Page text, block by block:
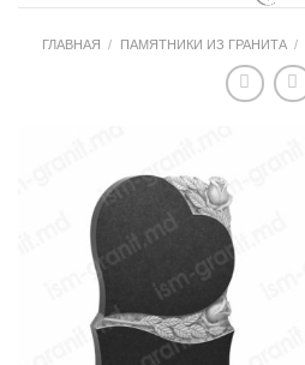
ГЛАВНАЯ / ПАМЯТНИКИ ИЗ ГРАНИТА /